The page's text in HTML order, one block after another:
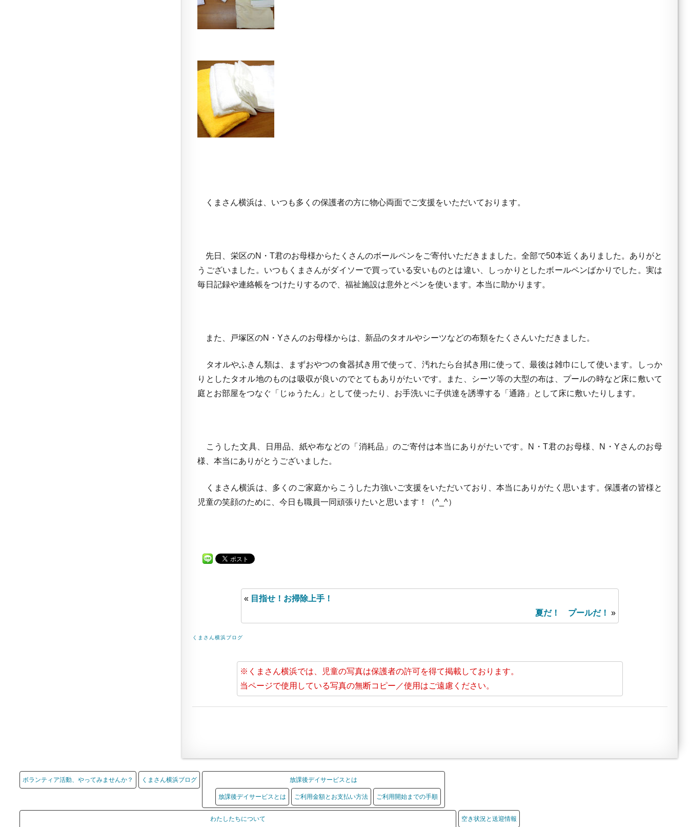
くまさん横浜は、いつも多くの保護者の方に物心両面でご支援をいただいております。
先日、栄区のN・T君のお母様からたくさんのボールペンをご寄付いただきまました。全部で50本近くありました。ありがと
うございました。いつもくまさんがダイソーで買っている安いものとは違い、しっかりとしたボールペンばかりでした。実は
毎日記録や連絡帳をつけたりするので、福祉施設は意外とペンを使います。本当に助かります。
また、戸塚区のN・Yさんのお母様からは、新品のタオルやシーツなどの布類をたくさんいただきました。
タオルやふきん類は、まずおやつの食器拭き用で使って、汚れたら台拭き用に使って、最後は雑巾にして使います。しっか
りとしたタオル地のものは吸収が良いのでとてもありがたいです。また、シーツ等の大型の布は、プールの時など床に敷いて
庭とお部屋をつなぐ「じゅうたん」として使ったり、お手洗いに子供達を誘導する「通路」として床に敷いたりします。
こうした文具、日用品、紙や布などの「消耗品」のご寄付は本当にありがたいです。N・T君のお母様、N・Yさんのお母
様、本当にありがとうございました。
くまさん横浜は、多くのご家庭からこうした力強いご支援をいただいており、本当にありがたく思います。保護者の皆様と
児童の笑顔のために、今日も職員一同頑張りたいと思います！（^_^）
« 目指せ！お掃除上手！
夏だ！ プールだ！ »
くまさん横浜ブログ
※くまさん横浜では、児童の写真は保護者の許可を得て掲載しております。
当ページで使用している写真の無断コピー／使用はご遠慮ください。
ボランティア活動、やってみませんか？ くまさん横浜ブログ 放課後デイサービスとは
放課後デイサービスとは ご利用金額とお支払い方法 ご利用開始までの手順
わたしたちについて 空き状況と送迎情報